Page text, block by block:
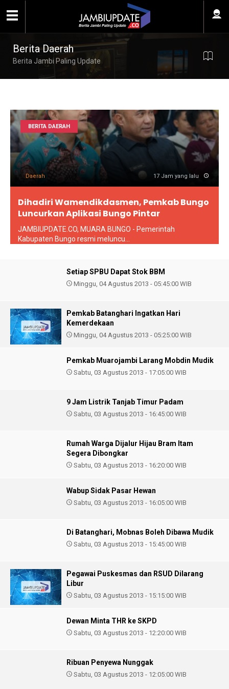
Berita Daerah
Berita Jambi Paling Update
BERITA DAERAH
Daerah 17 Jam yang lalu
Dihadiri Wamendikdasmen, Pemkab Bungo
Luncurkan Aplikasi Bungo Pintar
JAMBIUPDATE.CO, MUARA BUNGO - Pemerintah
Kabupaten Bungo resmi meluncu...
Setiap SPBU Dapat Stok BBM
Minggu, 04 Agustus 2013 - 05:45:00 WIB
Pemkab Batanghari Ingatkan Hari
Kemerdekaan
Minggu, 04 Agustus 2013 - 05:25:00 WIB
Pemkab Muarojambi Larang Mobdin Mudik
Sabtu, 03 Agustus 2013 - 17:05:00 WIB
9 Jam Listrik Tanjab Timur Padam
Sabtu, 03 Agustus 2013 - 16:45:00 WIB
Rumah Warga Dijalur Hijau Bram Itam
Segera Dibongkar
Sabtu, 03 Agustus 2013 - 16:20:00 WIB
Wabup Sidak Pasar Hewan
Sabtu, 03 Agustus 2013 - 16:05:00 WIB
Di Batanghari, Mobnas Boleh Dibawa Mudik
Sabtu, 03 Agustus 2013 - 15:45:00 WIB
Pegawai Puskesmas dan RSUD Dilarang
Libur
Sabtu, 03 Agustus 2013 - 15:15:00 WIB
Dewan Minta THR ke SKPD
Sabtu, 03 Agustus 2013 - 12:20:00 WIB
Ribuan Penyewa Nunggak
Sabtu, 03 Agustus 2013 - 12:05:00 WIB